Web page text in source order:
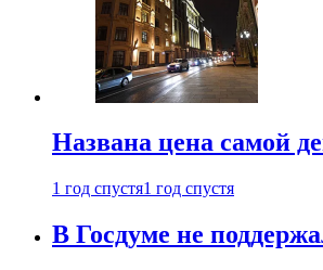
Названа цена самой
1 год спустя1 год спустя
В Госдуме не